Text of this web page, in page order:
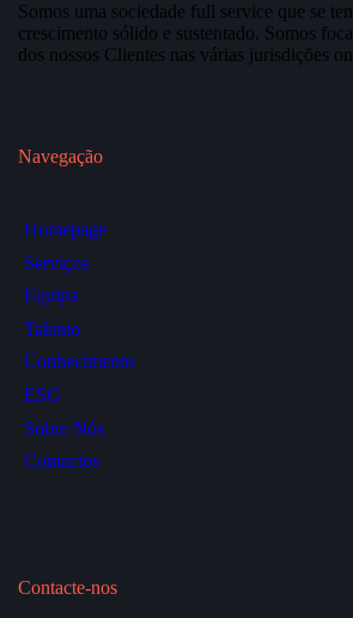
Somos uma sociedade full service que se
crescimento sólido e sustentado. Somos
dos nossos Clientes nas várias jurisdições
Navegação
Homepage
Serviços
Equipa
Talento
Conhecimento
ESG
Sobre Nós
Contactos
Contacte-nos